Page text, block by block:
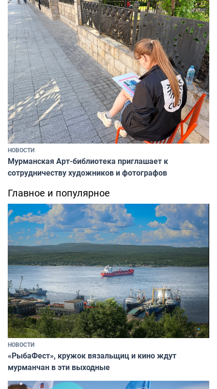
НОВОСТИ
Мурманская Арт-библиотека приглашает к
сотрудничеству художников и фотографов
Главное и популярное
НОВОСТИ
«РыбаФест», кружок вязальщиц и кино ждут
мурманчан в эти выходные